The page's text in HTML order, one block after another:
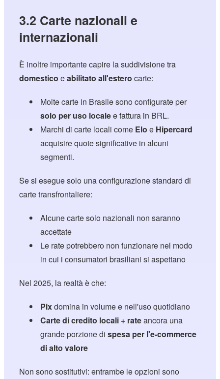
3.2 Carte nazionali e
internazionali
È inoltre importante capire la suddivisione tra
domestico eabilitato all'estero carte:
Molte carte in Brasile sono configurate per
solo per uso localee fattura in BRL.
Marchi di carte locali come Elo e Hipercard
acquisire quote significative in alcuni
segmenti.
Se si esegue solo una configurazione standard di
carte transfrontaliere:
Alcune carte solo nazionali non saranno
accettate
Le rate potrebbero non funzionare nel modo
in cui i consumatori brasiliani si aspettano
Nel 2025, la realtà è che:
Pixdomina in volume e nell'uso quotidiano
Carte di credito locali + rateancora una
grande porzione di spesa per l'e-commerce
di alto valore
Non sono sostitutivi: entrambe le opzioni sono